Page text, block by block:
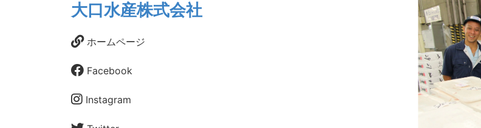
大口水産株式会社
ホームページ
Facebook
Instagram